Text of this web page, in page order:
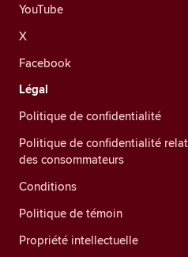
YouTube
X
Facebook
Légal
Politique de confidentialité
Politique de confidentialité
des consommateurs
Conditions
Politique de témoin
Propriété intellectuelle